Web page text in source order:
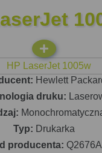
Hewlett
druku:
Typ: Drukarka
producenta: Q2676A